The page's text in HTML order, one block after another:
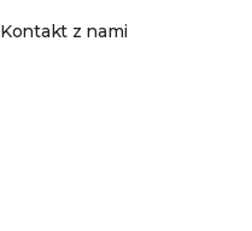
Kontakt z nami